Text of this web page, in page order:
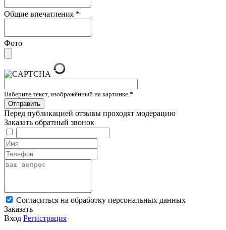
Общие впечатления *
Фото
Наберите текст, изображённый на картинке *
Перед публикацией отзывы проходят модерацию
Заказать обратный звонок
Cогласиться на обработку персональных данных
Заказать
Вход Регистрация